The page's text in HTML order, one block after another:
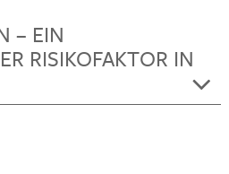
– EIN
RISIKOFAKTOR IN